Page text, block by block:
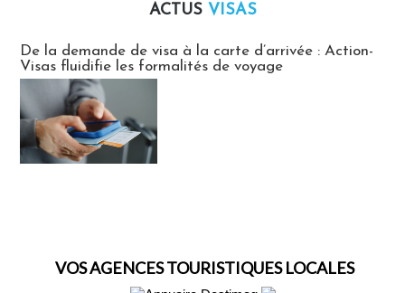
ACTUS VISAS
De la demande de visa à la carte d’arrivée : Action-
Visas fluidifie les formalités de voyage
VOS AGENCES TOURISTIQUES LOCALES